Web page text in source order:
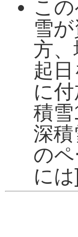
こ
雪
方
起
に
積
深
の
に